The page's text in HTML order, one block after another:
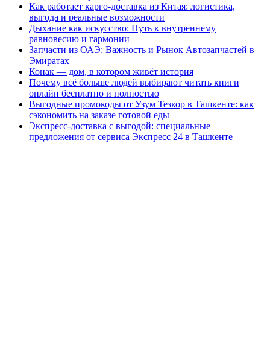
Как работает карго-доставка из Китая: логистика,
выгода и реальные возможности
Дыхание как искусство: Путь к внутреннему
равновесию и гармонии
Запчасти из ОАЭ: Важность и Рынок Автозапчастей в
Эмиратах
Конак — дом, в котором живёт история
Почему всё больше людей выбирают читать книги
онлайн бесплатно и полностью
Выгодные промокоды от Узум Тезкор в Ташкенте: как
сэкономить на заказе готовой еды
Экспресс-доставка с выгодой: специальные
предложения от сервиса Экспресс 24 в Ташкенте